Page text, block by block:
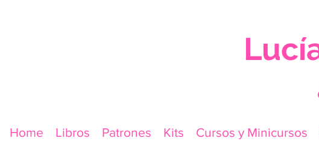
Home Libros Patrones Kits Cursos y Minicursos